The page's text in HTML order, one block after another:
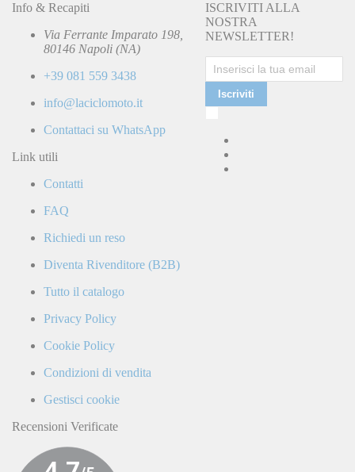
Info & Recapiti
Via Ferrante Imparato 198,
80146 Napoli (NA)
+39 081 559 3438
info@laciclomoto.it
Contattaci su WhatsApp
Link utili
Contatti
FAQ
Richiedi un reso
Diventa Rivenditore (B2B)
Tutto il catalogo
Privacy Policy
Cookie Policy
Condizioni di vendita
Gestisci cookie
Recensioni Verificate
ISCRIVITI ALLA
NOSTRA
NEWSLETTER!
Iscriviti
e
accetto
la